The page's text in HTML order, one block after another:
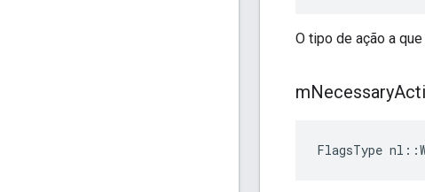
O tipo de ação a
mNecessary
FlagsType